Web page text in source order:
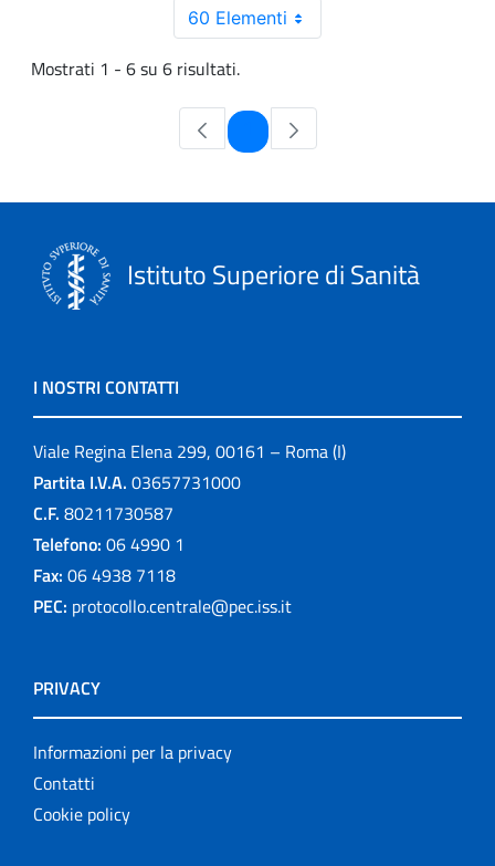
60 Elementi
Mostrati 1 - 6 su 6 risultati.
Pagina
Istituto Superiore di Sanità
I NOSTRI CONTATTI
Viale Regina Elena 299, 00161 – Roma (I)
Partita I.V.A. 03657731000
C.F. 80211730587
Telefono: 06 4990 1
Fax: 06 4938 7118
PEC: protocollo.centrale@pec.iss.it
PRIVACY
Informazioni per la privacy
Contatti
Cookie policy